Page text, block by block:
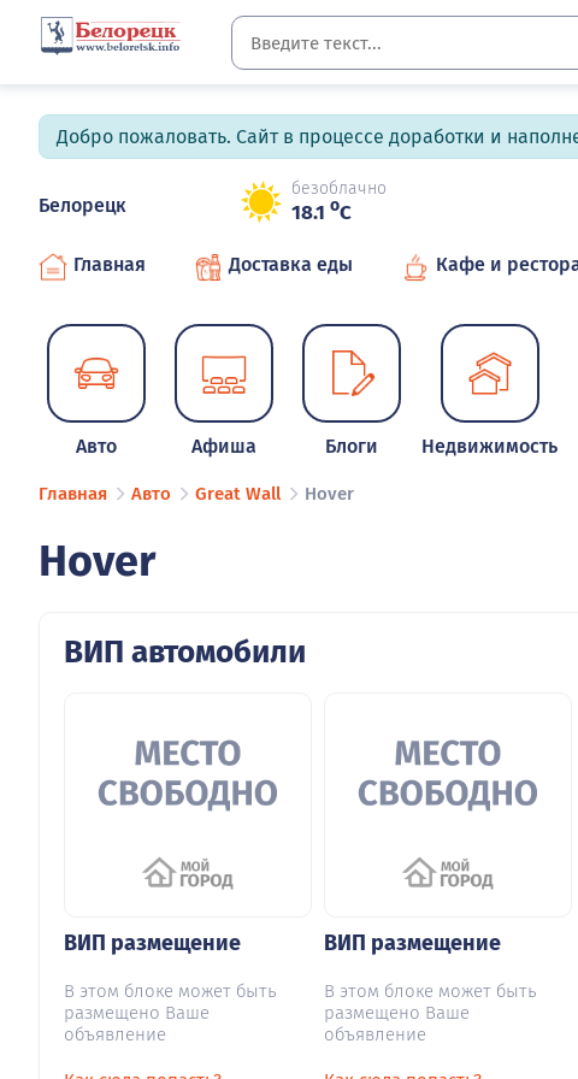
Добро пожаловать. Сайт в процессе доработки и
Белорецк
безоблачно
18.1 oC
Главная Доставка еды Кафе и
Авто Афиша Блоги Недвижимость
Главная Авто Great Wall Hover
Hover
ВИП автомобили
ВИП размещение
В этом блоке может быть
размещено Ваше
объявление
ВИП размещение
В этом блоке может быть
размещено Ваше
объявление